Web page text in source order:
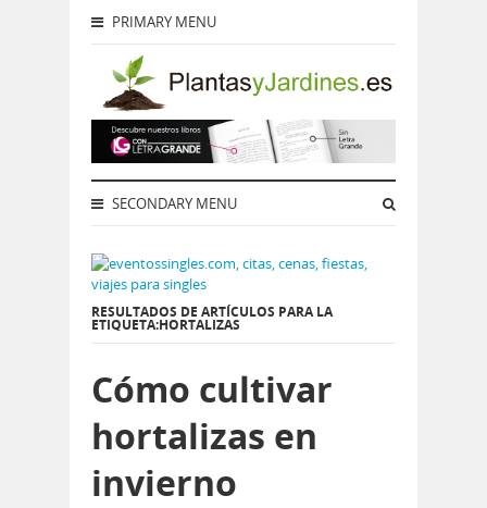
PRIMARY MENU
SECONDARY MENU
RESULTADOS DE ARTÍCULOS PARA LA
ETIQUETA:HORTALIZAS
Cómo cultivar
hortalizas en
invierno